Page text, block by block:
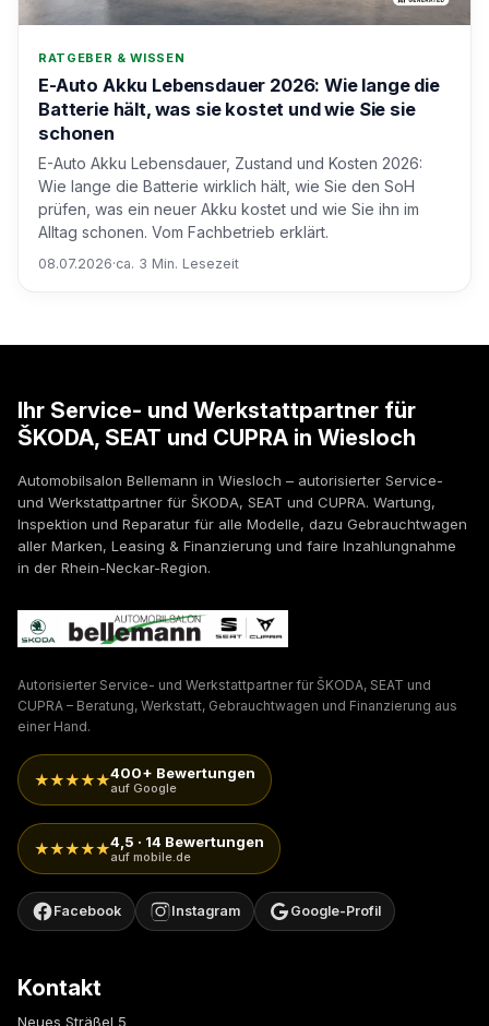
RATGEBER & WISSEN
E-Auto Akku Lebensdauer 2026: Wie lange die
Batterie hält, was sie kostet und wie Sie sie
schonen
E-Auto Akku Lebensdauer, Zustand und Kosten 2026:
Wie lange die Batterie wirklich hält, wie Sie den SoH
prüfen, was ein neuer Akku kostet und wie Sie ihn im
Alltag schonen. Vom Fachbetrieb erklärt.
08.07.2026·ca. 3 Min. Lesezeit
Ihr Service- und Werkstattpartner für
ŠKODA, SEAT und CUPRA in Wiesloch
Automobilsalon Bellemann in Wiesloch – autorisierter Service-
und Werkstattpartner für ŠKODA, SEAT und CUPRA. Wartung,
Inspektion und Reparatur für alle Modelle, dazu Gebrauchtwagen
aller Marken, Leasing & Finanzierung und faire Inzahlungnahme
in der Rhein-Neckar-Region.
Autorisierter Service- und Werkstattpartner für ŠKODA, SEAT und
CUPRA – Beratung, Werkstatt, Gebrauchtwagen und Finanzierung aus
einer Hand.
★★★★★400+ Bewertungen
auf Google
★★★★★4,5 · 14 Bewertungen
auf mobile.de
Facebook Instagram Google-Profil
Kontakt
Neues Sträßel 5